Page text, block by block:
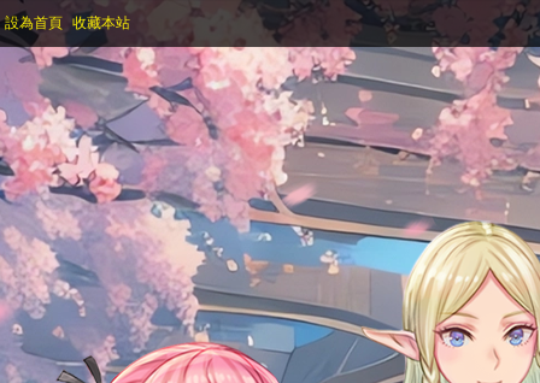
設為首頁 收藏本站